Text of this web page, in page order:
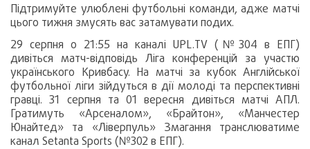
Підтримуйте улюблені футбольні команди, адже матчі
цього тижня змусять вас затамувати подих.
29 серпня о 21:55 на каналі UPL.TV (№304 в ЕПГ)
дивіться матч-відповідь Ліга конференцій за участю
українського Кривбасу. На матчі за кубок Англійської
футбольної ліги зійдуться в дії молоді та перспективні
гравці. 31 серпня та 01 вересня дивіться матчі АПЛ.
Гратимуть «Арсеналом», «Брайтон», «Манчестер
Юнайтед» та «Ліверпуль» Змагання транслюватиме
канал Setanta Sports (№302 в ЕПГ).